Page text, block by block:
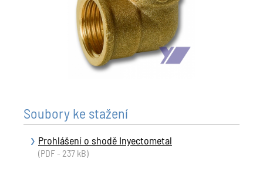
Soubory ke stažení
Prohlášení o shodě Inyectometal
(PDF - 237 kB)